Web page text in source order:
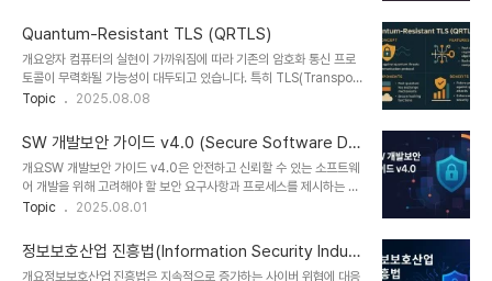
CRID는 ..
하여 기업의 방어 체계를 점검하고, 보안 취약점을 사전에 식별·보완할
수 있도록 합니다.1. 개념 및 정의**BAS(Breach & Attack
Simulation)**는 조직의 보안 체계에 대해 실제 공격과 유사한 시뮬
레이션을 수행하여 방어 능력을 평가하고 개선하는 자동화 보안 검증
도구입니다.주요 목적은 실시간 보안성 점검과 지속적인 개선으로, 레
이라 할..
Quantum-Resistant TLS (QRTLS)
개요양자 컴퓨터의 실현이 가까워짐에 따라 기존의 암호화 통신 프로
토콜이 무력화될 가능성이 대두되고 있습니다. 특히 TLS(Transport
Layer Security)는 인터넷 보안의 핵심 기반이지만, 양자 알고리즘
독할 수 있어 치명적인 위협이 됩니다. 이러한 위협에 대응하기 위해
등장한 개념이 Quantum-Resistant TLS(QRTLS)입니다. 본 글
에서는 QRTLS의 개념, 구조, 관련 기술, 적용 사례 등을 전문가 수준
에서 심층적으로 다룹니다.1. 개념 및 정의QRTLS(Quantum-
Resistant TLS)는 양자 컴퓨터 공격에도 안전한 암호 기술(Post-
Topic 2025.08.08
SW 개발보안 가이드 v4.0 (Secure Software De
velopment Guide v4.0)
개요SW 개발보안 가이드 v4.0은 안전하고 신뢰할 수 있는 소프트웨
어 개발을 위해 고려해야 할 보안 요구사항과 프로세스를 제시하는 국
가 차원의 가이드라인입니다. 한국인터넷진흥원(KISA) 주관으로
확보와 실질적 보안코딩 수행을 위한 개발자 중심 실천 방안을 포함하
고 있습니다.1. 개념 및 정의항목설명비고정의소프트웨어 개발 전 과
Topic 2025.08.01
정보보호산업 진흥법(Information Security Indus
try Promotion Act)
개요정보보호산업 진흥법은 지속적으로 증가하는 사이버 위협에 대응